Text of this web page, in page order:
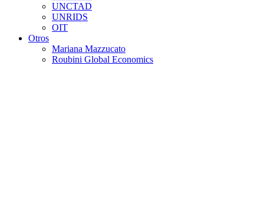
UNCTAD
UNRIDS
OIT
Otros
Mariana Mazzucato
Roubini Global Economics